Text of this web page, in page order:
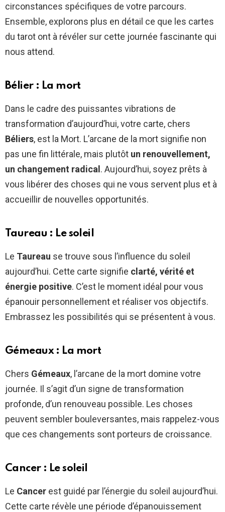
circonstances spécifiques de votre parcours.
Ensemble, explorons plus en détail ce que les cartes
du tarot ont à révéler sur cette journée fascinante qui
nous attend.
Bélier : La mort
Dans le cadre des puissantes vibrations de
transformation d’aujourd’hui, votre carte, chers
Béliers, est la Mort. L’arcane de la mort signifie non
pas une fin littérale, mais plutôt un renouvellement,
un changement radical. Aujourd’hui, soyez prêts à
vous libérer des choses qui ne vous servent plus et à
accueillir de nouvelles opportunités.
Taureau : Le soleil
Le Taureau se trouve sous l’influence du soleil
aujourd’hui. Cette carte signifie clarté, vérité et
énergie positive. C’est le moment idéal pour vous
épanouir personnellement et réaliser vos objectifs.
Embrassez les possibilités qui se présentent à vous.
Gémeaux : La mort
Chers Gémeaux, l’arcane de la mort domine votre
journée. Il s’agit d’un signe de transformation
profonde, d’un renouveau possible. Les choses
peuvent sembler bouleversantes, mais rappelez-vous
que ces changements sont porteurs de croissance.
Cancer : Le soleil
Le Cancer est guidé par l’énergie du soleil aujourd’hui.
Cette carte révèle une période d’épanouissement